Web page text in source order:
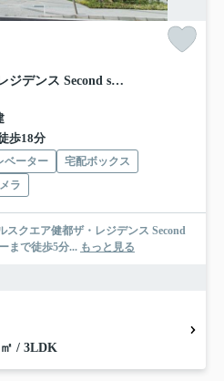
ローレルスクエア健都ザ・レジデンス Second stage
歩18分
ベーター
宅配ボックス
ラ
スクエア健都ザ・レジデンス Second
まで徒歩5分... もっと見る
㎡ / 3LDK